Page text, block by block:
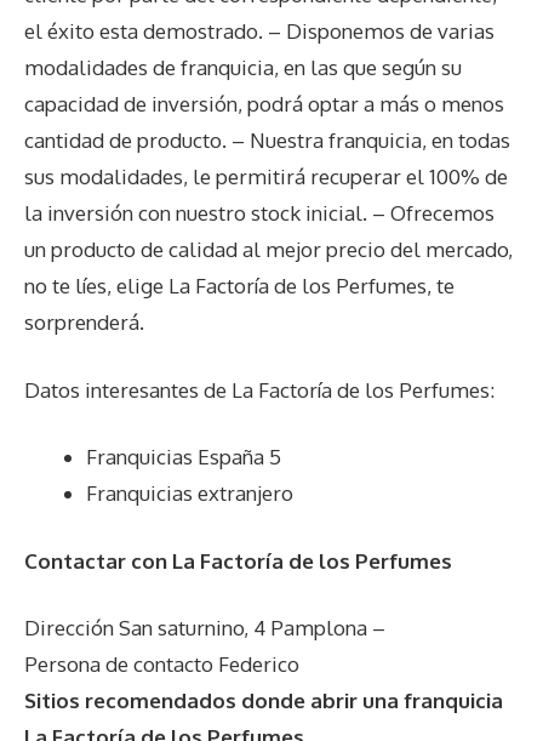
el éxito esta demostrado. – Disponemos de varias
modalidades de franquicia, en las que según su
capacidad de inversión, podrá optar a más o menos
cantidad de producto. – Nuestra franquicia, en todas
sus modalidades, le permitirá recuperar el 100% de
la inversión con nuestro stock inicial. – Ofrecemos
un producto de calidad al mejor precio del mercado,
no te líes, elige La Factoría de los Perfumes, te
sorprenderá.
Datos interesantes de La Factoría de los Perfumes:
Franquicias España 5
Franquicias extranjero
Contactar con La Factoría de los Perfumes
Dirección San saturnino, 4 Pamplona –
Persona de contacto Federico
Sitios recomendados donde abrir una franquicia